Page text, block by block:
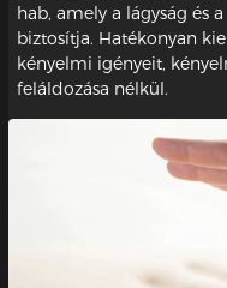
hab, amely a lágyság és
biztosítja. Hatékonyan
kényelmi igényeit,
feláldozása nélkül.